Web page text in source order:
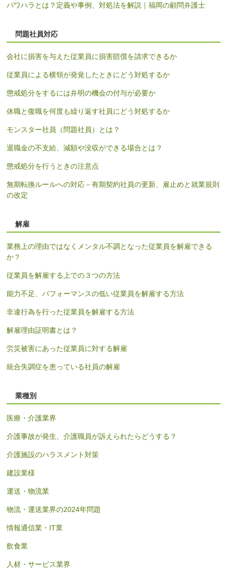
パワハラとは？定義や事例、対処法を解説｜福岡の顧問弁護士
問題社員対応
会社に損害を与えた従業員に損害賠償を請求できるか
従業員による横領が発覚したときにどう対処するか
懲戒処分をするには弁明の機会の付与が必要か
休職と復職を何度も繰り返す社員にどう対処するか
モンスター社員（問題社員）とは？
退職金の不支給、減額や没収ができる場合とは？
懲戒処分を行うときの注意点
無期転換ルールへの対応－有期契約社員の更新、雇止めと就業規則
の改定
解雇
業務上の理由ではなくメンタル不調となった従業員を解雇できる
か？
従業員を解雇する上での３つの方法
能力不足、パフォーマンスの低い従業員を解雇する方法
非違行為を行った従業員を解雇する方法
解雇理由証明書とは？
労災被害にあった従業員に対する解雇
統合失調症を患っている社員の解雇
業種別
医療・介護業界
介護事故が発生、介護職員が訴えられたらどうする？
介護施設のハラスメント対策
建設業様
運送・物流業
物流・運送業界の2024年問題
情報通信業・IT業
飲食業
人材・サービス業界